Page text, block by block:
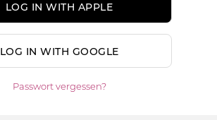
LOG IN WITH APPLE
LOG IN WITH GOOGLE
Passwort vergessen?